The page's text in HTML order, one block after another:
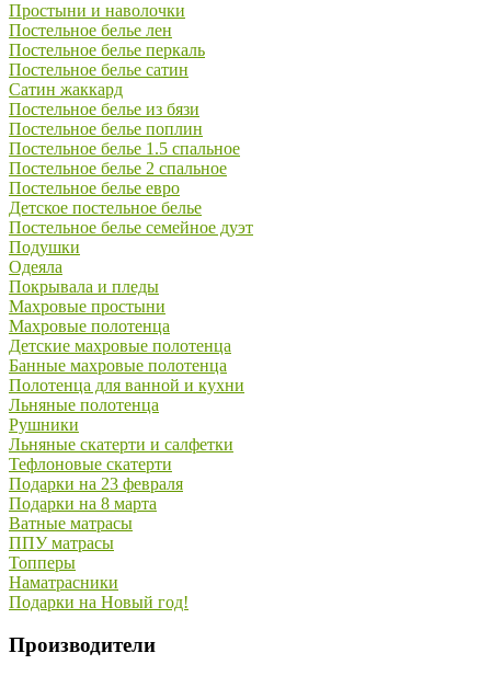
Простыни и наволочки
Постельное белье лен
Постельное белье перкаль
Постельное белье сатин
Сатин жаккард
Постельное белье из бязи
Постельное белье поплин
Постельное белье 1.5 спальное
Постельное белье 2 спальное
Постельное белье евро
Детское постельное белье
Постельное белье семейное дуэт
Подушки
Одеяла
Покрывала и пледы
Махровые простыни
Махровые полотенца
Детские махровые полотенца
Банные махровые полотенца
Полотенца для ванной и кухни
Льняные полотенца
Рушники
Льняные скатерти и салфетки
Тефлоновые скатерти
Подарки на 23 февраля
Подарки на 8 марта
Ватные матрасы
ППУ матрасы
Топперы
Наматрасники
Подарки на Новый год!
Производители